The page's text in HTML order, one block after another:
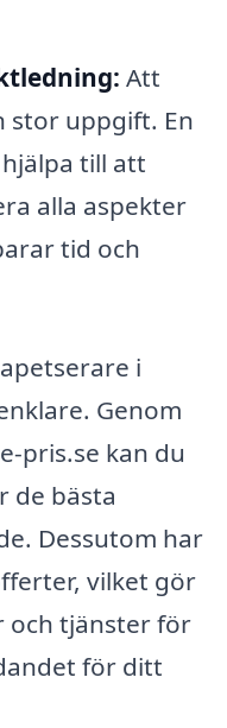
Att
stor uppgift. En
till att
alla aspekter
tid och
i
Genom
pris.se kan du
de bästa
Dessutom har
vilket gör
och tjänster för
för ditt